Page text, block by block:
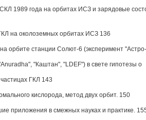
1989 года на орбитах ИСЗ и зарядовые
на околоземных орбитах ИСЗ 136
орбите станции Солют-6 (эксперимент
"Каштан", "LDEF") в свете гипотезы о
ГКЛ 143
кислорода, метод двух орбит. 150
приложения в смежных науках и практике.